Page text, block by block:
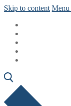
Skip to content Menu